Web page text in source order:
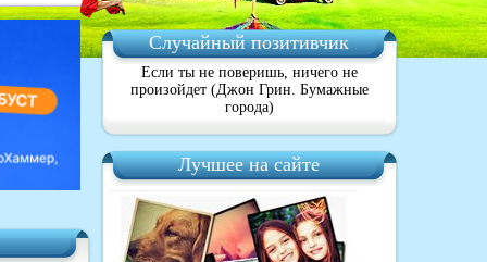
Случайный позитивчик
Если ты не поверишь, ничего не
произойдет (Джон Грин. Бумажные
города)
Лучшее на сайте